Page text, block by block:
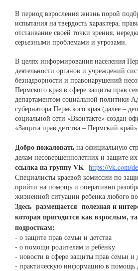
В период взросления жизнь порой
испытания на твердость характера,
отстаивание своей точки зрения,
серьезными проблемами и угрозами.
В целях информирования населения
деятельности органов и учреждений
безнадзорности и правонарушений
Пермского края в сфере защиты прав
департаментом социальной политики
губернатора Пермского края (далее –
социальной сети «Вконтакте» создан
«Защита прав детства – Пермский
Добро пожаловать на официальную
делам несовершеннолетних и защите
ссылка на группу VK https://vk.com/
Специалисты краевой комиссии по
прийти на помощь и оперативно
жизненной ситуации ребенка любого
Здесь размещается полезная и
которая пригодится как взрослым,
подросткам:
- о защите прав семьи и детства
- о помощи родителям и ребенку
- новости в сфере защиты прав семьи и
- практическую информацию в помощь